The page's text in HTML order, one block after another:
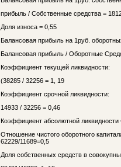
прибыль / Собственные средства =
Доля износа = 0,55
Балансовая прибыль на 1руб.
Балансовая прибыль / Оборотные
Коэффициент текущей ликвидности:
(38285 / 32256 = 1, 19
Коэффициент срочной ликвидности:
14933 / 32256 = 0,46
Коэффициент абсолютной ликвидности
Отношение чистого оборотного
62229/11689=0,5
Доля собственных средств в